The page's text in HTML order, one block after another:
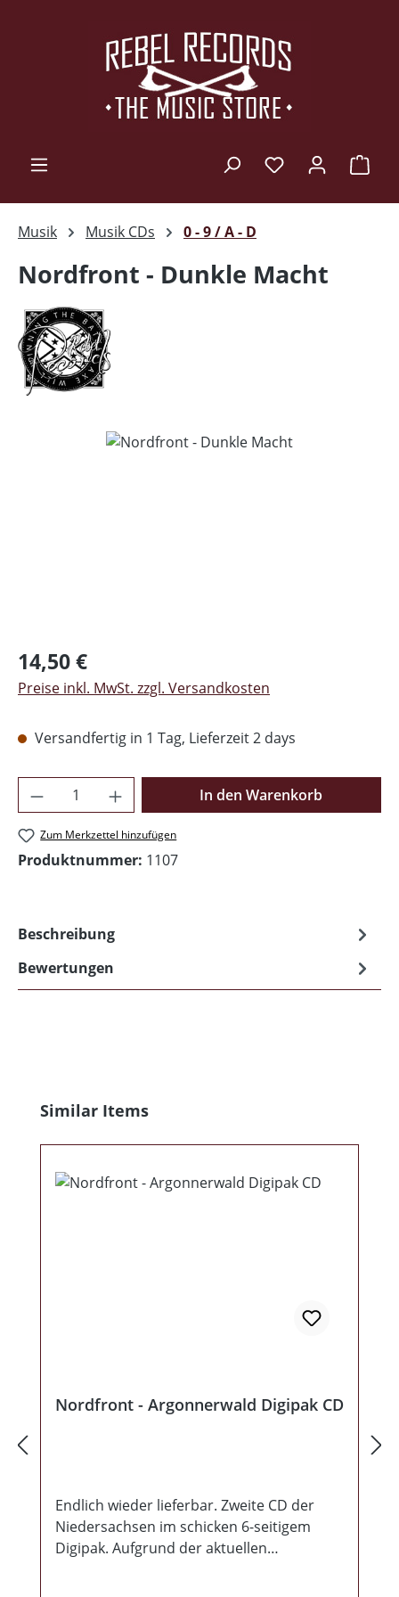
Musik Musik CDs 0 - 9 / A - D
Nordfront - Dunkle Macht
Bildergalerie überspringen
Regulärer Preis:
14,50 €
Preise inkl. MwSt. zzgl. Versandkosten
Versandfertig in 1 Tag, Lieferzeit 2 days
Produkt Anzahl: Gib den gewünschten
In den Warenkorb
Zum Merkzettel hinzufügen
Produktnummer: 1107
Beschreibung
Bewertungen
Produktgalerie überspringen
Similar Items
Nordfront - Argonnerwald Digipak CD
Endlich wieder lieferbar. Zweite CD der
Niedersachsen im schicken 6-seitigem
Digipak. Aufgrund der aktuellen